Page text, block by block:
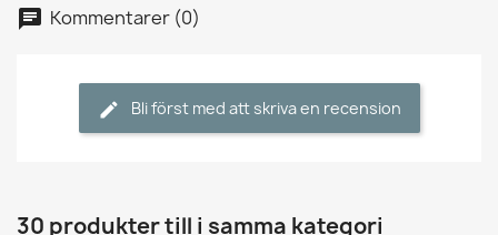
Kommentarer (0)
Bli först med att skriva en recension
30 produkter till i samma kategori